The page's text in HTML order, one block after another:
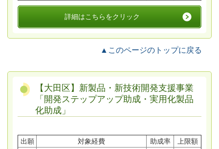
詳細はこちらをクリック
▲このページのトップに戻る
【大田区】新製品・新技術開発支援事業
「開発ステップアップ助成・実用化製品
化助成」
出願 対象経費 助成率
上限額